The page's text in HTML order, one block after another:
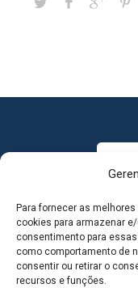
Para fornecer as
cookies para armazenar
consentimento para
como comportamento de
consentir ou retirar o
recursos e funções.
MAPA DO SITE